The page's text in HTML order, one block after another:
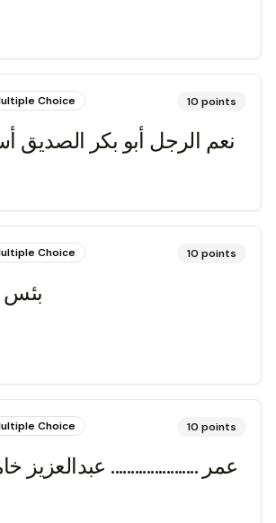
Choice 10 points
نعم الرجل أبو بكر الصديق
Choice 10 points
بئس
Choice 10 points
عمر ...................... عبدالعزيز